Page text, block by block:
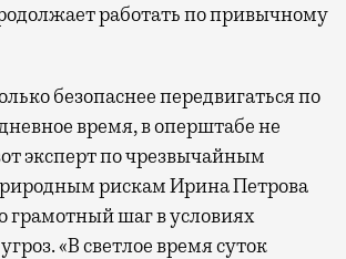
работать по привычному
безопаснее передвигаться по
время, в оперштабе не
эксперт по чрезвычайным
рискам Ирина Петрова
грамотный шаг в условиях
«В светлое время суток